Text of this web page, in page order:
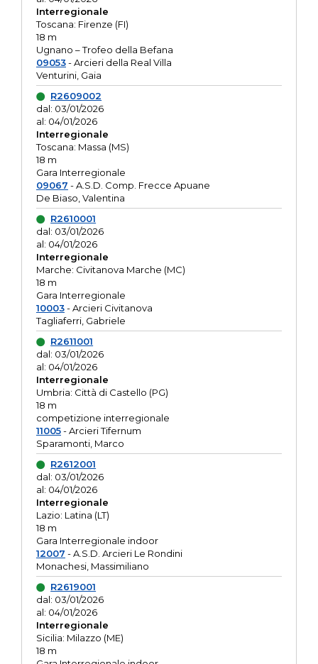
Interregionale
Toscana: Firenze (FI)
18 m
Ugnano – Trofeo della Befana
09053- Arcieri della Real Villa
Venturini, Gaia
R2609002
dal: 03/01/2026
al: 04/01/2026
Interregionale
Toscana: Massa (MS)
18 m
Gara Interregionale
09067 - A.S.D. Comp. Frecce Apuane
De Biaso, Valentina
R2610001
dal: 03/01/2026
al: 04/01/2026
Interregionale
Marche: Civitanova Marche (MC)
18 m
Gara Interregionale
10003- Arcieri Civitanova
Tagliaferri, Gabriele
R2611001
dal: 03/01/2026
al: 04/01/2026
Interregionale
Umbria: Città di Castello (PG)
18 m
competizione interregionale
11005- Arcieri Tifernum
Sparamonti, Marco
R2612001
dal: 03/01/2026
al: 04/01/2026
Interregionale
Lazio: Latina (LT)
18 m
Gara Interregionale indoor
12007 - A.S.D. Arcieri Le Rondini
Monachesi, Massimiliano
R2619001
dal: 03/01/2026
al: 04/01/2026
Interregionale
Sicilia: Milazzo (ME)
18 m